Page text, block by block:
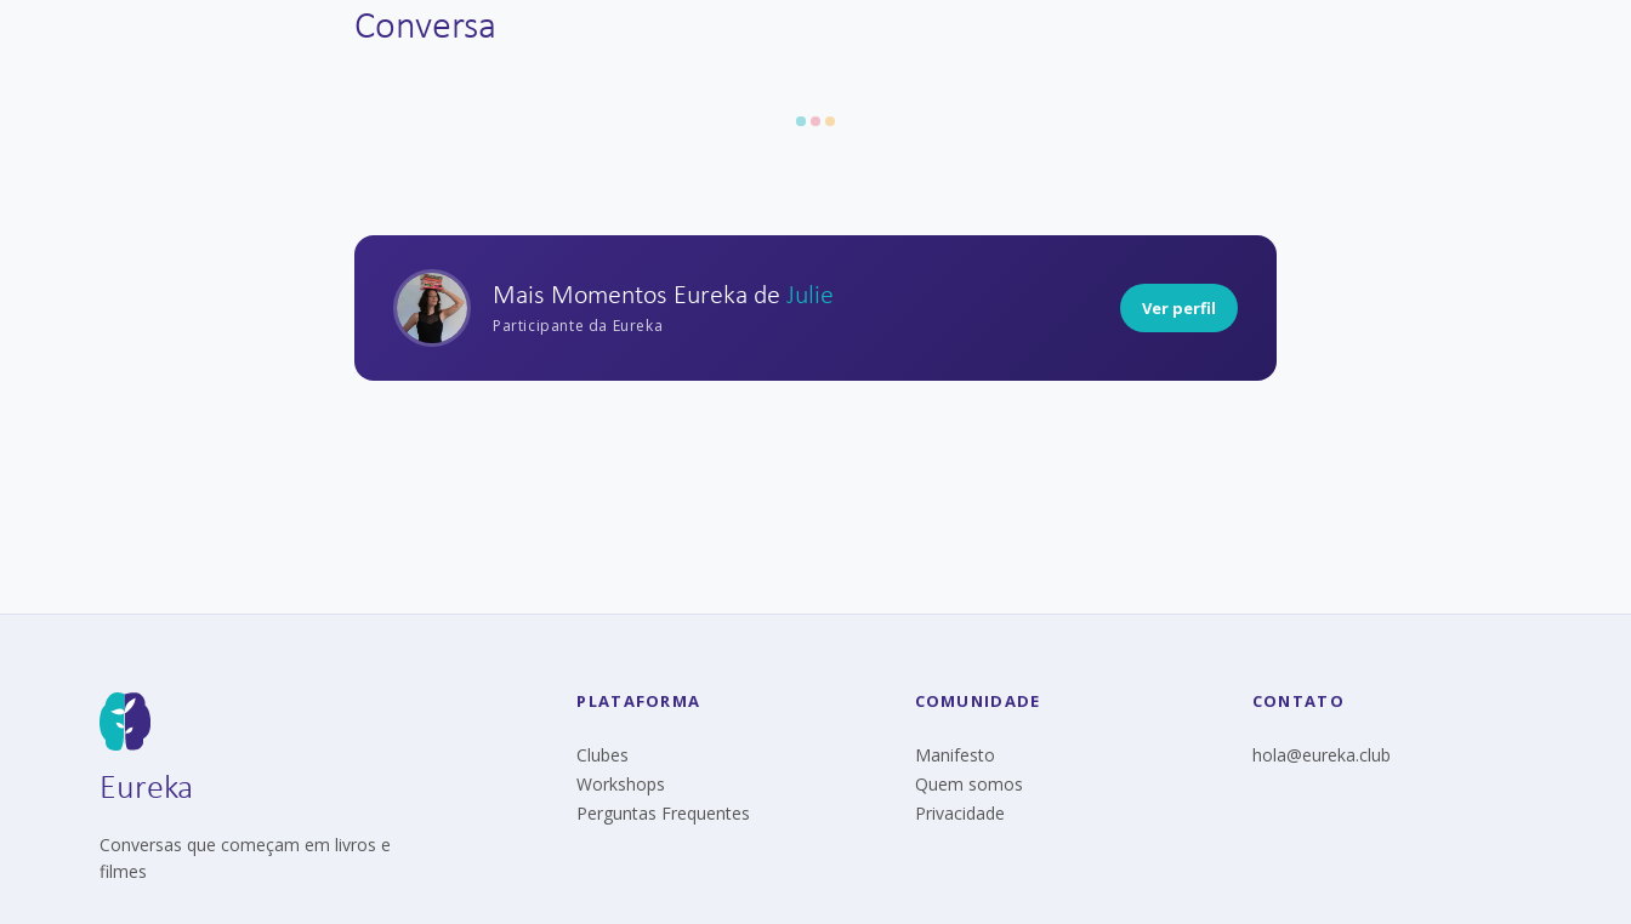
Conversa
Entrar para participar da discussão
Mais Novos